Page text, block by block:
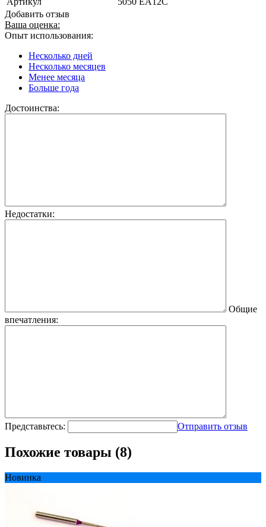
Добавить отзыв
Ваша оценка:
Опыт использования:
Несколько дней
Несколько месяцев
Менее месяца
Больше года
Достоинства:
Недостатки:
Общие
впечатления:
Представьтесь: Отправить отзыв
Похожие товары (8)
Новинка